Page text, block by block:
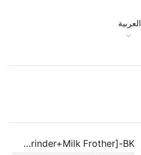
العربية
LePresso Brewology Coffee Kit [Espresso Maker+Rechargeable Grinder+Milk Frother]-BK